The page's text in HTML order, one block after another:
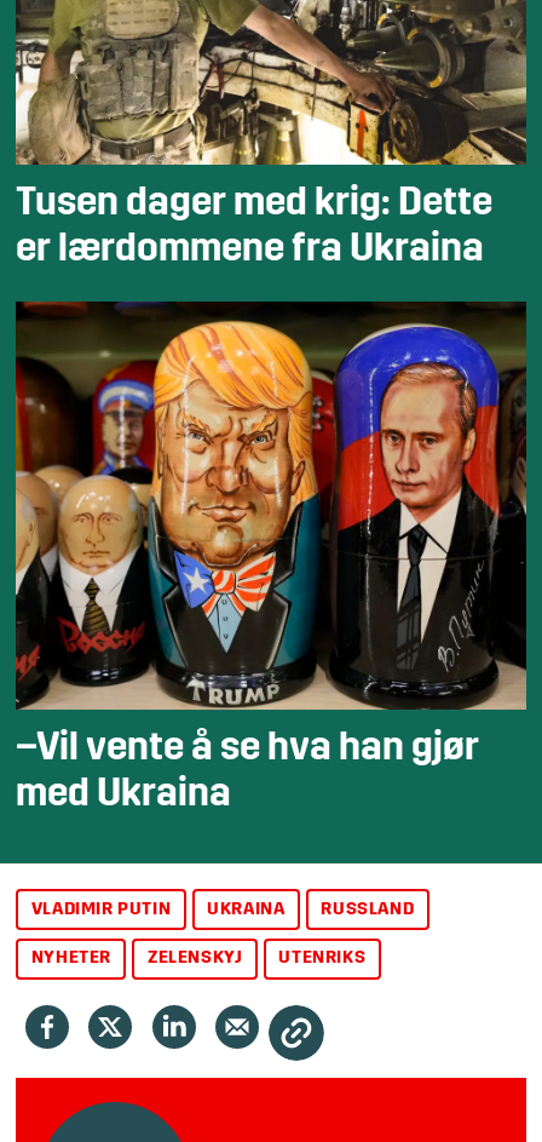
Tusen dager med krig: Dette
er lærdommene fra Ukraina
–Vil vente å se hva han gjør
med Ukraina
VLADIMIR PUTIN UKRAINA RUSSLAND
NYHETER ZELENSKYJ UTENRIKS